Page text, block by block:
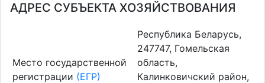
АДРЕС СУБЪЕКТА ХОЗЯЙСТВОВАНИЯ
Место государственной
регистрации (ЕГР)
Республика Беларусь,
247747, Гомельская
область,
Калинковичский район,